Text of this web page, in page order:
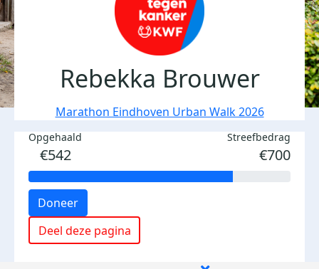
Rebekka Brouwer
Marathon Eindhoven Urban Walk 2026
Opgehaald
€542
Streefbedrag
€700
Doneer
Deel deze pagina